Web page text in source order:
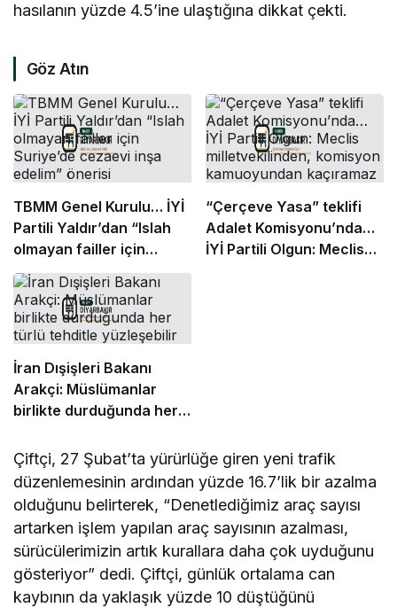
hasılanın yüzde 4.5’ine ulaştığına dikkat çekti.
Göz Atın
TBMM Genel Kurulu… İYİ
Partili Yaldır’dan “Islah
olmayan failler için
Suriye’de cezaevi inşa
edelim” önerisi
“Çerçeve Yasa” teklifi
Adalet Komisyonu’nda…
İYİ Partili Olgun: Meclis
İran Dışişleri Bakanı
Arakçi: Müslümanlar
birlikte durduğunda her
Çiftçi, 27 Şubat’ta yürürlüğe giren yeni trafik
düzenlemesinin ardından yüzde 16.7’lik bir azalma
olduğunu belirterek, “Denetlediğimiz araç sayısı
artarken işlem yapılan araç sayısının azalması,
sürücülerimizin artık kurallara daha çok uyduğunu
gösteriyor” dedi. Çiftçi, günlük ortalama can
kaybının da yaklaşık yüzde 10 düştüğünü